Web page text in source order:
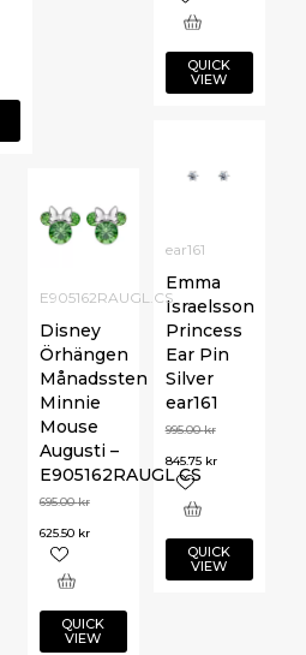
QUICK
VIEW
ear161
Emma
Israelsson
Princess
Ear Pin
Silver
ear161
995.00kr
845.75 kr
QUICK
VIEW
E905162RAUGL.CS
Disney
Örhängen
Månadssten
Minnie
Mouse
Augusti –
E905162RAUGL.CS
695.00kr
625.50 kr
QUICK
VIEW